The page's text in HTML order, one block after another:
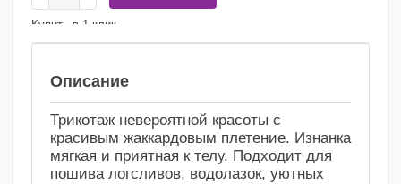
Купить в 1 клик
Описание
Трикотаж невероятной красоты с
красивым жаккардовым плетение. Изнанка
мягкая и приятная к телу. Подходит для
пошива логсливов, водолазок, уютных